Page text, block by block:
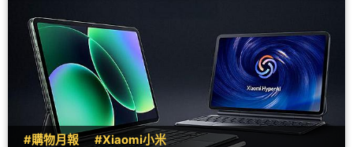
#購物月報 #Xiaomi小米